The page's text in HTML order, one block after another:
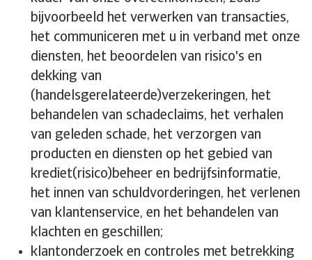
bijvoorbeeld het verwerken van transacties,
het communiceren met u in verband met onze
diensten, het beoordelen van risico's en
dekking van
(handelsgerelateerde)verzekeringen, het
behandelen van schadeclaims, het verhalen
van geleden schade, het verzorgen van
producten en diensten op het gebied van
krediet(risico)beheer en bedrijfsinformatie,
het innen van schuldvorderingen, het verlenen
van klantenservice, en het behandelen van
klachten en geschillen;
klantonderzoek en controles met betrekking